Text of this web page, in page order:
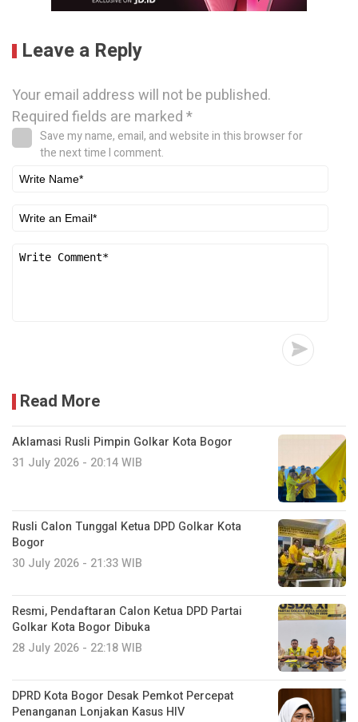
Leave a Reply
Your email address will not be published.
Required fields are marked*
Save my name, email, and website in this browser for
the next time I comment.
Read More
Aklamasi Rusli Pimpin Golkar Kota Bogor
31 July 2026 - 20:14 WIB
Rusli Calon Tunggal Ketua DPD Golkar Kota
Bogor
30 July 2026 - 21:33 WIB
Resmi, Pendaftaran Calon Ketua DPD Partai
Golkar Kota Bogor Dibuka
28 July 2026 - 22:18 WIB
DPRD Kota Bogor Desak Pemkot Percepat
Penanganan Lonjakan Kasus HIV